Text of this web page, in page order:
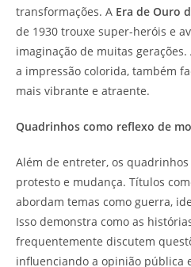
transformações. A Era de Ouro
de 1930 trouxe super-heróis e
imaginação de muitas
a impressão colorida, também
mais vibrante e atraente.
Quadrinhos como reflexo de
Além de entreter, os
protesto e mudança. Títulos
abordam temas como guerra,
Isso demonstra como as
frequentemente discutem
influenciando a opinião pública